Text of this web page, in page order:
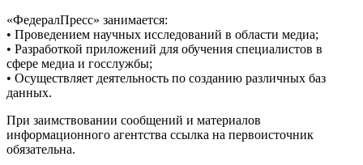
«ФедералПресс» занимается:
• Проведением научных исследований в области медиа;
• Разработкой приложений для обучения специалистов в
сфере медиа и госслужбы;
• Осуществляет деятельность по созданию различных баз
данных.
При заимствовании сообщений и материалов
информационного агентства ссылка на первоисточник
обязательна.